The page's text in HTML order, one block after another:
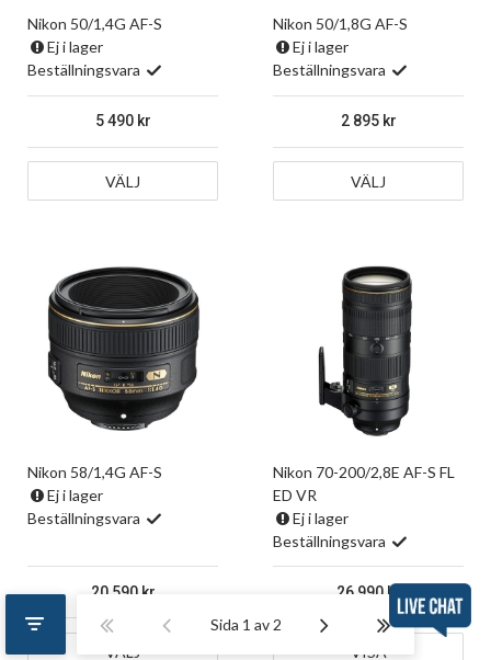
Nikon 50/1,4G AF-S
Ej i lager
Beställningsvara
5 490
VÄLJ
Nikon 50/1,8G AF-S
Ej i lager
Beställningsvara
2 895
VÄLJ
Nikon 58/1,4G AF-S
Ej i lager
Beställningsvara
20 590
VÄLJ
Nikon 70-200/2,8E AF-S FL
ED VR
Ej i lager
Beställningsvara
26 990
VISA
Sida 1 av 2